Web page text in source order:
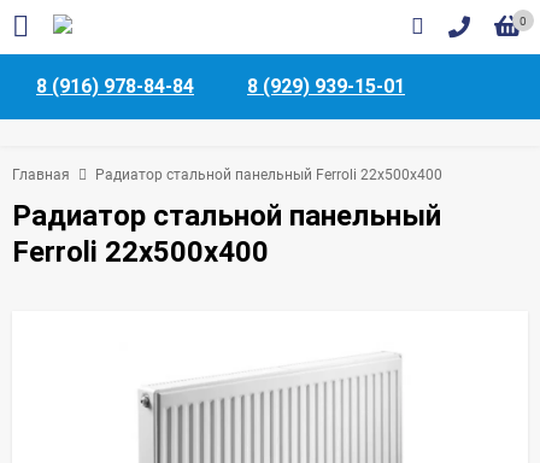
0
8 (916) 978-84-84 8 (929) 939-15-01
Главная Радиатор стальной панельный Ferroli 22x500x400
Радиатор стальной панельный
Ferroli 22x500x400